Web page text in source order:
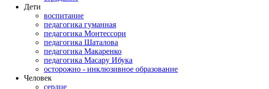
Дети
воспитание
педагогика гуманная
педагогика Монтессори
педагогика Шаталова
педагогика Макаренко
педагогика Масару Ибука
осторожно - инклюзивное образование
Человек
сердце